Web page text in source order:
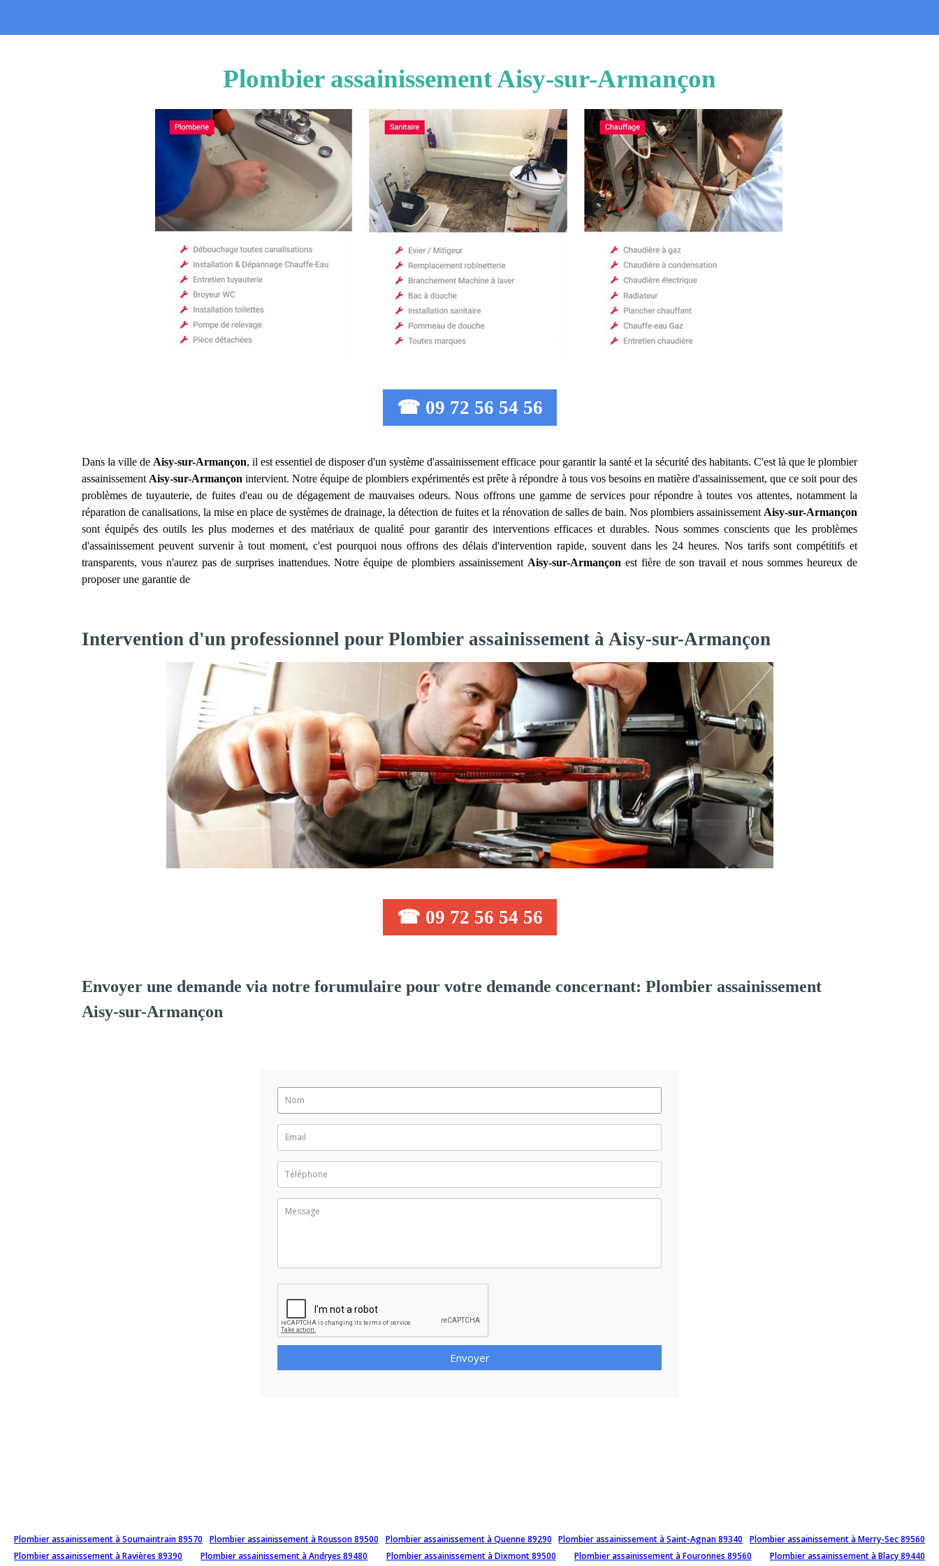
Plombier assainissement Aisy-sur-Armançon
☎ 09 72 56 54 56
Dans la ville de Aisy-sur-Armançon, il est essentiel de disposer d'un système d'assainissement efficace pour garantir la santé et la sécurité des habitants. C'est là que le plombier
assainissement Aisy-sur-Armançon intervient. Notre équipe de plombiers expérimentés est prête à répondre à tous vos besoins en matière d'assainissement, que ce soit pour des
problèmes de tuyauterie, de fuites d'eau ou de dégagement de mauvaises odeurs. Nous offrons une gamme de services pour répondre à toutes vos attentes, notamment la
réparation de canalisations, la mise en place de systèmes de drainage, la détection de fuites et la rénovation de salles de bain. Nos plombiers assainissement Aisy-sur-Armançon
sont équipés des outils les plus modernes et des matériaux de qualité pour garantir des interventions efficaces et durables. Nous sommes conscients que les problèmes
d'assainissement peuvent survenir à tout moment, c'est pourquoi nous offrons des délais d'intervention rapide, souvent dans les 24 heures. Nos tarifs sont compétitifs et
transparents, vous n'aurez pas de surprises inattendues. Notre équipe de plombiers assainissement Aisy-sur-Armançon est fière de son travail et nous sommes heureux de
proposer une garantie de
Intervention d'un professionnel pour Plombier assainissement à Aisy-sur-Armançon
☎ 09 72 56 54 56
Envoyer une demande via notre forumulaire pour votre demande concernant: Plombier assainissement
Aisy-sur-Armançon
Envoyer
Plombier assainissement à Soumaintrain 89570 Plombier assainissement à Rousson 89500 Plombier assainissement à Quenne 89290 Plombier assainissement à Saint-Agnan 89340
Plombier assainissement à Merry-Sec 89560
Plombier assainissement à Ravières 89390
Plombier assainissement à Andryes 89480 Plombier assainissement à Dixmont 89500 Plombier assainissement à Fouronnes 89560 Plombier assainissement à Blacy 89440